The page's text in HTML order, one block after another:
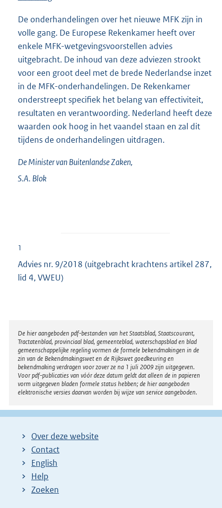
De onderhandelingen over het nieuwe MFK zijn in
volle gang. De Europese Rekenkamer heeft over
enkele MFK-wetgevingsvoorstellen advies
uitgebracht. De inhoud van deze adviezen strookt
voor een groot deel met de brede Nederlandse inzet
in de MFK-onderhandelingen. De Rekenkamer
onderstreept specifiek het belang van effectiviteit,
resultaten en verantwoording. Nederland heeft deze
waarden ook hoog in het vaandel staan en zal dit
tijdens de onderhandelingen uitdragen.
De Minister van Buitenlandse Zaken,
S.A. Blok
1
Advies nr. 9/2018 (uitgebracht krachtens artikel 287,
lid 4, VWEU)
Disclaimer
De hier aangeboden pdf-bestanden van het Staatsblad, Staatscourant,
Tractatenblad, provinciaal blad, gemeenteblad, waterschapsblad en blad
gemeenschappelijke regeling vormen de formele bekendmakingen in de
zin van de Bekendmakingswet en de Rijkswet goedkeuring en
bekendmaking verdragen voor zover ze na 1 juli 2009 zijn uitgegeven.
Voor pdf-publicaties van vóór deze datum geldt dat alleen de in papieren
vorm uitgegeven bladen formele status hebben; de hier aangeboden
elektronische versies daarvan worden bij wijze van service aangeboden.
Over deze website
Contact
English
Help
Zoeken